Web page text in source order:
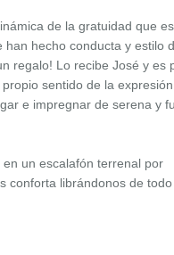
de la gratuidad que
hecho conducta y estilo
regalo! Lo recibe José y es
sentido de la
e impregnar de serena y
un escalafón terrenal por
conforta librándonos de todo